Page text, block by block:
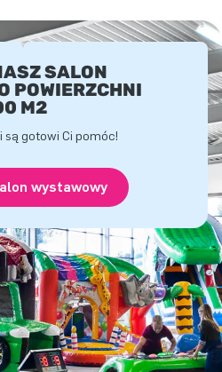
SALON
POWIERZCHNI
M2
są gotowi Ci pomóc!
wystawowy